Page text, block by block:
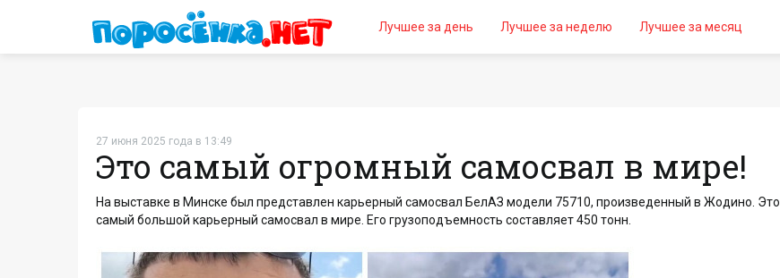
Лучшее за день Лучшее за неделю Лучшее за месяц
27 июня 2025 года в 13:49
Это самый огромный самосвал в мире!
На выставке в Минске был представлен карьерный самосвал БелАЗ модели 75710, произведенный в Жодино. Это
самый большой карьерный самосвал в мире. Его грузоподъемность составляет 450 тонн.